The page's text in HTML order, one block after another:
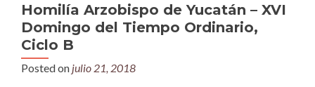
Homilía Arzobispo de Yucatán – XVI
Domingo del Tiempo Ordinario,
Ciclo B
Posted on julio 21, 2018